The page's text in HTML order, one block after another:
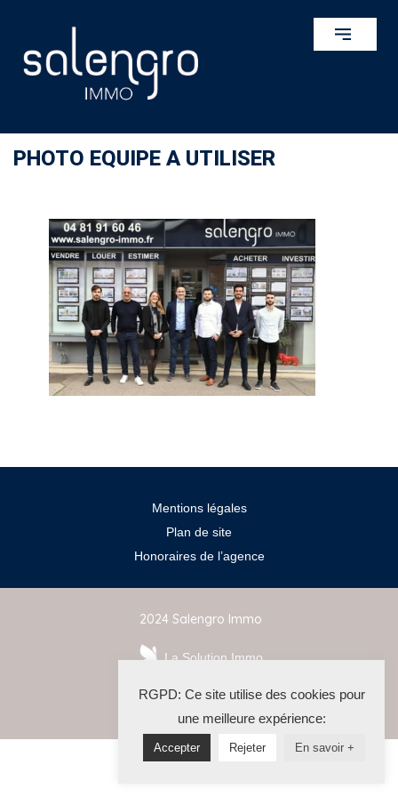
PHOTO EQUIPE A UTILISER
Mentions légales
Plan de site
Honoraires de l’agence
2024 Salengro Immo
La Solution Immo
RGPD: Ce site utilise des cookies pour
une meilleure expérience:
Accepter Rejeter En savoir +